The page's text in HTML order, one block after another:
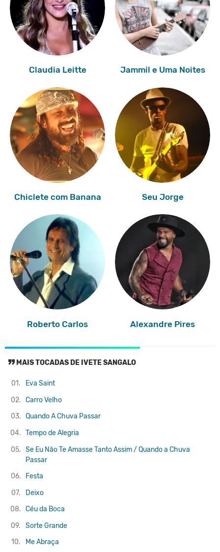
Claudia Leitte Jammil e Uma Noites
Chiclete com Banana Seu Jorge
Roberto Carlos Alexandre Pires
MAIS TOCADAS DE IVETE SANGALO
01. Eva Saint
02. Carro Velho
03. Quando A Chuva Passar
04. Tempo de Alegria
05. Se Eu Não Te Amasse Tanto Assim / Quando a Chuva
Passar
06.
Festa
07.
Deixo
08. Céu da Boca
09.
Sorte Grande
10.
Me Abraça